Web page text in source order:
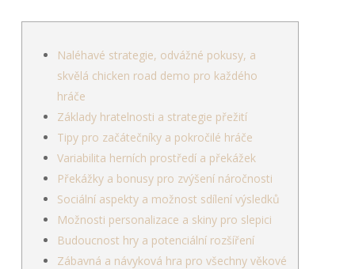
Naléhavé strategie, odvážné pokusy, a
skvělá chicken road demo pro každého
hráče
Základy hratelnosti a strategie přežití
Tipy pro začátečníky a pokročilé hráče
Variabilita herních prostředí a překážek
Překážky a bonusy pro zvýšení náročnosti
Sociální aspekty a možnost sdílení výsledků
Možnosti personalizace a skiny pro slepici
Budoucnost hry a potenciální rozšíření
Zábavná a návyková hra pro všechny věkové